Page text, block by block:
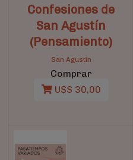
Confesiones de
San Agustín
(Pensamiento)
San Agustín
Comprar
U$S 30,00